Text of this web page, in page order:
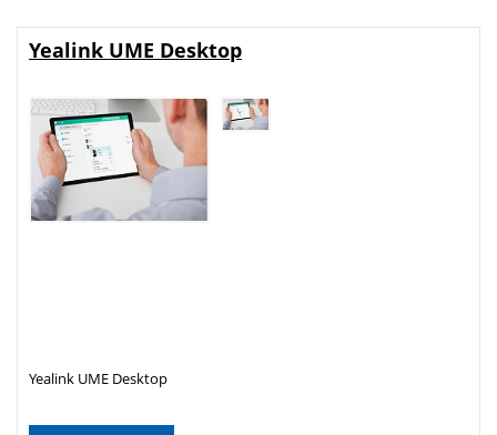
Yealink UME Desktop
Yealink UME Desktop